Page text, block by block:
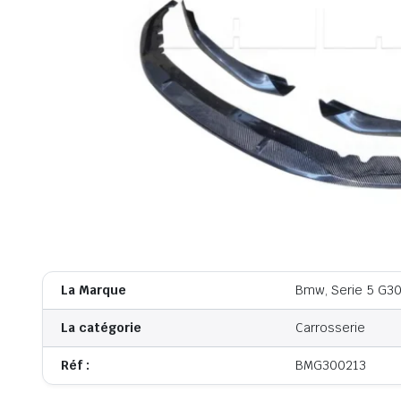
La Marque Bmw, Serie 5 G30
La catégorie Carrosserie
Réf : BMG300213